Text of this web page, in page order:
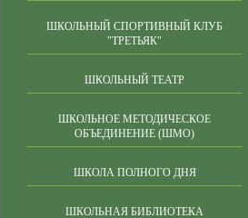
ШКОЛЬНЫЙ СПОРТИВНЫЙ КЛУБ
"ТРЕТЬЯК"
ШКОЛЬНЫЙ ТЕАТР
ШКОЛЬНОЕ МЕТОДИЧЕСКОЕ
ОБЪЕДИНЕНИЕ (ШМО)
ШКОЛА ПОЛНОГО ДНЯ
ШКОЛЬНАЯ БИБЛИОТЕКА